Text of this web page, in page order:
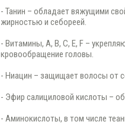
- Танин – обладает вяжущими
жирностью и себореей.
- Витамины, А, В, С, Е, F –
кровообращение головы.
- Ниацин – защищает волосы от
- Эфир салициловой кислоты –
- Аминокислоты, в том числе